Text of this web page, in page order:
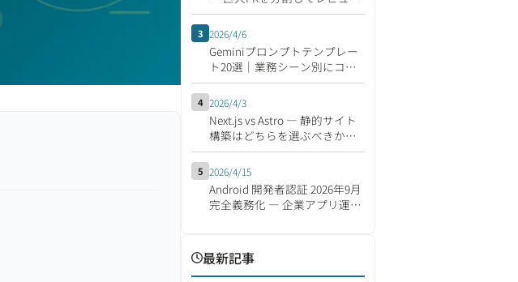
速度を倍にする開発フロー
3 2026/4/6
Geminiプロンプトテンプレー
ト20選｜業務シーン別にコピ
ペで使える集
4 2026/4/3
Next.js vs Astro ― 静的サイト
構築はどちらを選ぶべきか
【2026年版】
5 2026/4/15
Android 開発者認証 2026年9月
完全義務化 ― 企業アプリ運営
最新記事